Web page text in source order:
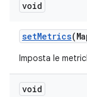
void
setMetrics
Imposta le
void